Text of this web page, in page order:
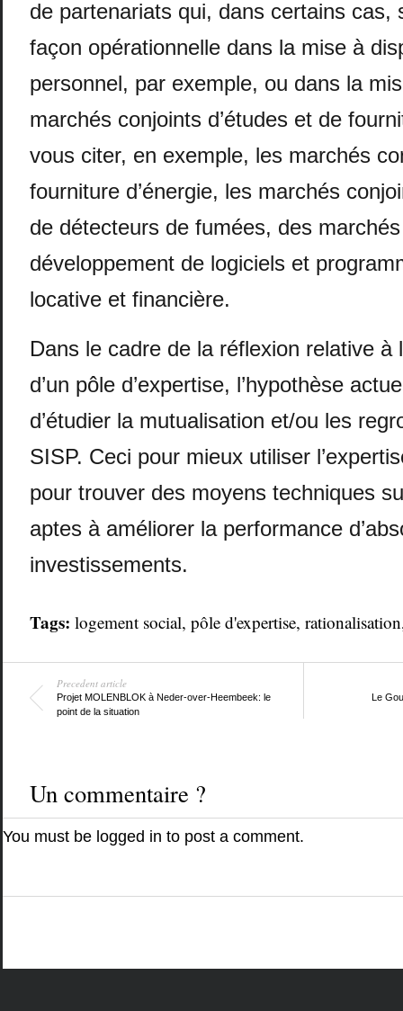
de partenariats qui, dans certains cas,
façon opérationnelle dans la mise à
personnel, par exemple, ou dans la
marchés conjoints d’études et de
vous citer, en exemple, les marchés
fourniture d’énergie, les marchés
de détecteurs de fumées, des
développement de logiciels et
locative et financière.
Dans le cadre de la réflexion relative à
d’un pôle d’expertise, l’hypothèse
d’étudier la mutualisation et/ou les
SISP. Ceci pour mieux utiliser
pour trouver des moyens techniques
aptes à améliorer la performance
investissements.
Tags: logement social, pôle d'expertise, rationalisation
Precedent article
Projet MOLENBLOK à Neder-over-Heembeek: le
point de la situation
Le
Un commentaire ?
You must be logged in to post a comment.